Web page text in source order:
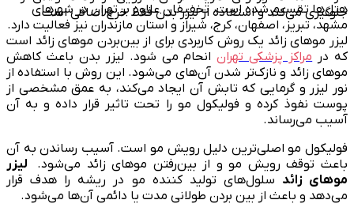
هتل‌ها تقسیم شده است. تخفیفان علاوه بر تهران در شهرهای
مشهد، تبریز، اصفهان، کرج، شیراز و استان مازندران نیز فعالیت دارد.
جلوگیری می‌کند و استفاده از لیزر بدن فقط خرج اضافی است.
لیزر موهای زائد یک روش کاربردی برای از بین‌بردن موهای زائد است
که در مراکز پزشکی تهرانانحام می شود. لیزر بدن باعث کاهش
موهای زائد و نازک‌تر شدن آن‌های می‌شود. این روش با استفاده از
نور لیزر و گرمایی که تابش آن ایجاد می‌کند، به عمق مشخصی از
پوست نفوذ کرده و فولیکول مو را تحت تاثیر قرار داده و به آن
آسیب می‌رساند.
فولیکول مو اصلی‌ترین دلیل رویش مو است. آسیب رساندن به آن
باعث توقف رویش مو و از بین‌رفتن موهای زائد می‌شود. لیزر
موهای زائد سلول‌های تولید کننده مو در ریشه را هدف قرار
می‌دهد و باعث از بین بردن طولانی مدت یا دائمی آن‌ها می‌شود.